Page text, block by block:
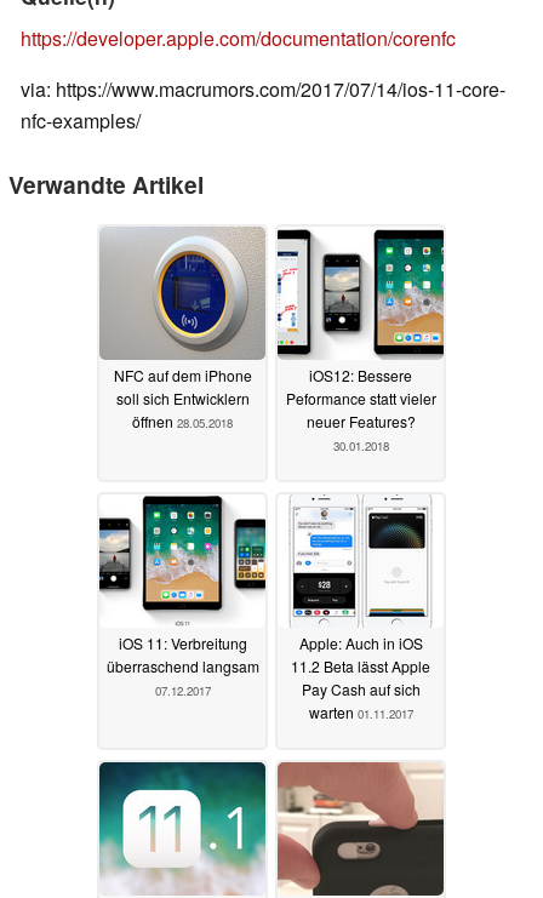
https://developer.apple.com/documentation/corenfc
via: https://www.macrumors.com/2017/07/14/ios-11-core-
nfc-examples/
Verwandte Artikel
NFC auf dem iPhone
soll sich Entwicklern
öffnen 28.05.2018
iOS12: Bessere
Peformance statt vieler
neuer Features?
30.01.2018
iOS 11: Verbreitung
überraschend langsam
07.12.2017
Apple: Auch in iOS
11.2 Beta lässt Apple
Pay Cash auf sich
warten 01.11.2017